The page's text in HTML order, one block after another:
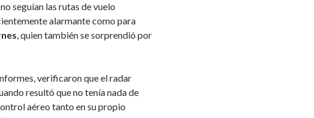
seguían las rutas de vuelo
alarmante como para
, quien también se sorprendió por
verificaron que el radar
resultó que no tenía nada de
aéreo tanto en su propio